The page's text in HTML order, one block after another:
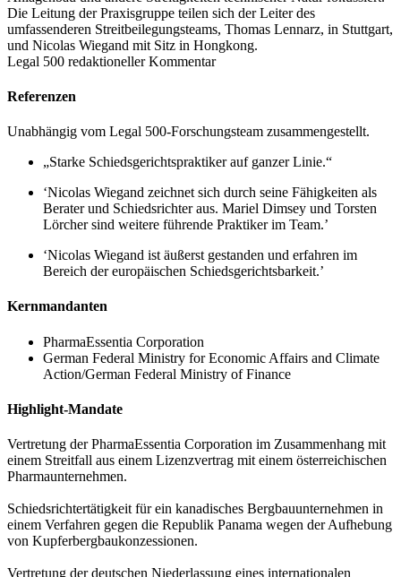
Die Leitung der Praxisgruppe teilen sich der Leiter des
umfassenderen Streitbeilegungsteams, Thomas Lennarz, in Stuttgart,
und Nicolas Wiegand mit Sitz in Hongkong.
Legal 500 redaktioneller Kommentar
Referenzen
Unabhängig vom Legal 500-Forschungsteam zusammengestellt.
„Starke Schiedsgerichtspraktiker auf ganzer Linie.“
‘Nicolas Wiegand zeichnet sich durch seine Fähigkeiten als
Berater und Schiedsrichter aus. Mariel Dimsey und Torsten
Lörcher sind weitere führende Praktiker im Team.’
‘Nicolas Wiegand ist äußerst gestanden und erfahren im
Bereich der europäischen Schiedsgerichtsbarkeit.’
Kernmandanten
PharmaEssentia Corporation
German Federal Ministry for Economic Affairs and Climate
Action/German Federal Ministry of Finance
Highlight-Mandate
Vertretung der PharmaEssentia Corporation im Zusammenhang mit
einem Streitfall aus einem Lizenzvertrag mit einem österreichischen
Pharmaunternehmen.
Schiedsrichtertätigkeit für ein kanadisches Bergbauunternehmen in
einem Verfahren gegen die Republik Panama wegen der Aufhebung
von Kupferbergbaukonzessionen.
Vertretung der deutschen Niederlassung eines internationalen